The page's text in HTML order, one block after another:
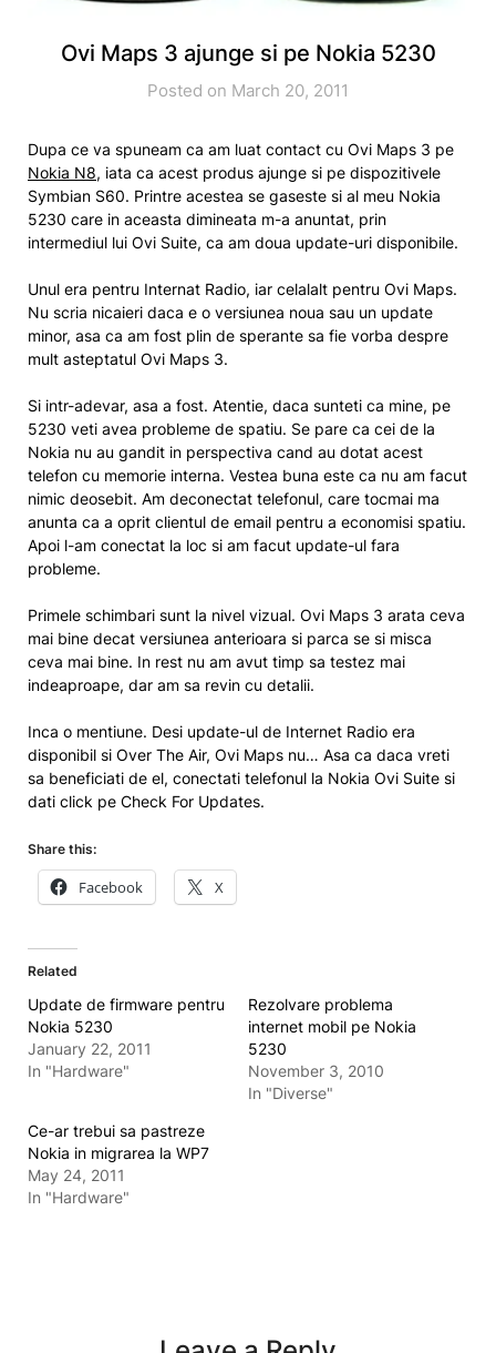
Ovi Maps 3 ajunge si pe Nokia 5230
Posted on March 20, 2011
Dupa ce va spuneam ca am luat contact cu Ovi Maps 3 pe
Nokia N8, iata ca acest produs ajunge si pe dispozitivele
Symbian S60. Printre acestea se gaseste si al meu Nokia
5230 care in aceasta dimineata m-a anuntat, prin
intermediul lui Ovi Suite, ca am doua update-uri disponibile.
Unul era pentru Internat Radio, iar celalalt pentru Ovi Maps.
Nu scria nicaieri daca e o versiunea noua sau un update
minor, asa ca am fost plin de sperante sa fie vorba despre
mult asteptatul Ovi Maps 3.
Si intr-adevar, asa a fost. Atentie, daca sunteti ca mine, pe
5230 veti avea probleme de spatiu. Se pare ca cei de la
Nokia nu au gandit in perspectiva cand au dotat acest
telefon cu memorie interna. Vestea buna este ca nu am facut
nimic deosebit. Am deconectat telefonul, care tocmai ma
anunta ca a oprit clientul de email pentru a economisi spatiu.
Apoi l-am conectat la loc si am facut update-ul fara
probleme.
Primele schimbari sunt la nivel vizual. Ovi Maps 3 arata ceva
mai bine decat versiunea anterioara si parca se si misca
ceva mai bine. In rest nu am avut timp sa testez mai
indeaproape, dar am sa revin cu detalii.
Inca o mentiune. Desi update-ul de Internet Radio era
disponibil si Over The Air, Ovi Maps nu… Asa ca daca vreti
sa beneficiati de el, conectati telefonul la Nokia Ovi Suite si
dati click pe Check For Updates.
Share this:
Facebook X
Related
Update de firmware pentru
Nokia 5230
January 22, 2011
In "Hardware"
Rezolvare problema
internet mobil pe Nokia
5230
November 3, 2010
In "Diverse"
Ce-ar trebui sa pastreze
Nokia in migrarea la WP7
May 24, 2011
In "Hardware"